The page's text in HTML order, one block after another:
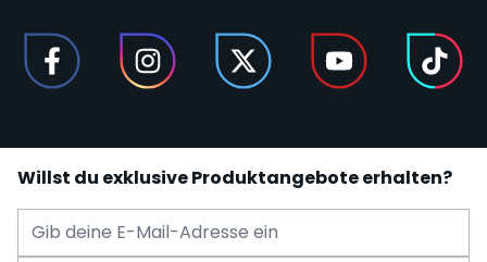
Willst du exklusive Produktangebote erhalten?